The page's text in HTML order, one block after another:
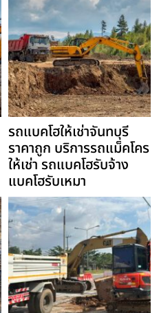
รถแบคโฮให้เช่าจันทบุรี
ราคาถูก บริการรถแม็คโคร
ให้เช่า รถแบคโฮรับจ้าง
แบคโฮรับเหมา